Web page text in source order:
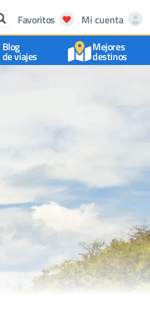
Favoritos
Mi cuenta
Blog
de viajes
Mejores
destinos